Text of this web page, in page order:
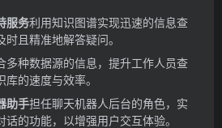
服务利用知识图谱实现迅速的信息查
且精准地解答疑问。
多种数据源的信息，提升工作人员查
的速度与效率。
助手担任聊天机器人后台的角色，实
的功能，以增强用户交互体验。